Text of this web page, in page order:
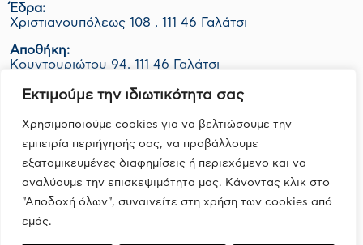
Εκτιμούμε την ιδιωτικότητα σας
Χρησιμοποιούμε cookies για να βελτιώσουμε την
εμπειρία περιήγησής σας, να προβάλλουμε
εξατομικευμένες διαφημίσεις ή περιεχόμενο και να
αναλύουμε την επισκεψιμότητα μας. Κάνοντας κλικ στο
"Αποδοχή όλων", συναινείτε στη χρήση των cookies από
εμάς.
Έδρα:
Χριστιανουπόλεως 108 , 111 46 Γαλάτσι
Αποθήκη:
Κουντουριώτου 94, 111 46 Γαλάτσι
Εργοστάσιο-Logistics:
ΒΙΟ.ΠΑ Κερατέας Ο.Τ. 1048 Οικ. 06Ν, 190 01 Ζαπάνι
FOLLOW US